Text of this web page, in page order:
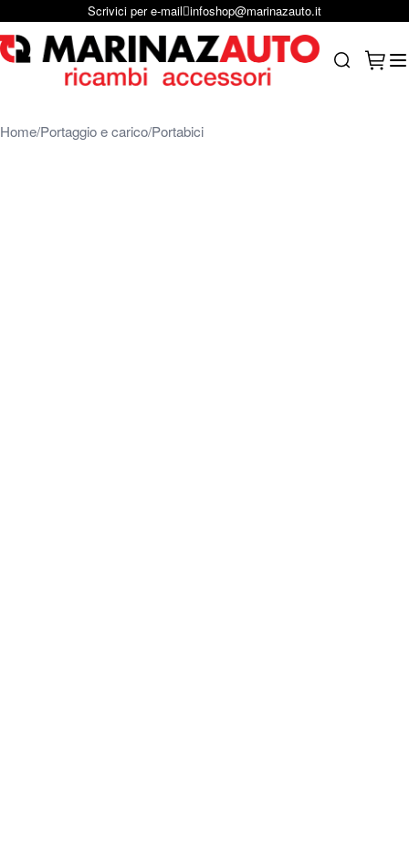
Salta al contenutoScrivici per e-mail infoshop@marinazauto.it
Home Portaggio e carico Portabici